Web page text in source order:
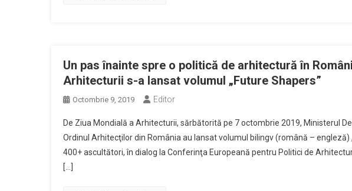
Un pas înainte spre o politică de arhitectură în
Arhitecturii s-a lansat volumul „Future Shapers”
Octombrie 9, 2019 Editor
De Ziua Mondială a Arhitecturii, sărbătorită pe 7 octombrie 2019, Ministerul
Ordinul Arhitecţilor din România au lansat volumul bilingv (română – engleză)
400+ ascultători, în dialog la Conferinţa Europeană pentru Politici de
[…]